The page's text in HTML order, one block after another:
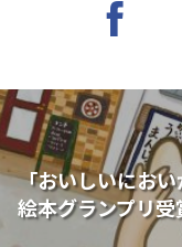
「おいしいにお
絵本グランプリ受